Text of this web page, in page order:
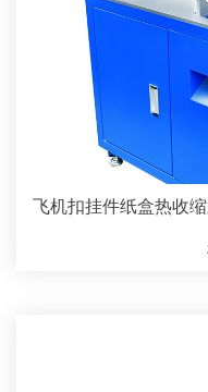
飞机扣挂件纸盒热收